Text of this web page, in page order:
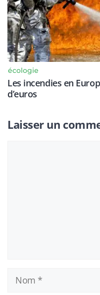
écologie
Les incendies en
d’euros
Laisser un
Nom